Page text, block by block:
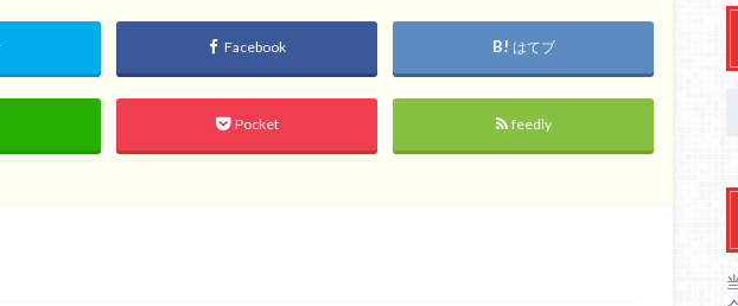
Facebook はてブ
Pocket feedly